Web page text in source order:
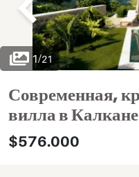
1/21
Современная,
вилла в Калкане
$576.000